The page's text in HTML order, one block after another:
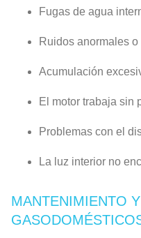
Fugas de agua
Ruidos anormales o
Acumulación
El motor trabaja sin
Problemas con el
La luz interior no
MANTENIMIENTO